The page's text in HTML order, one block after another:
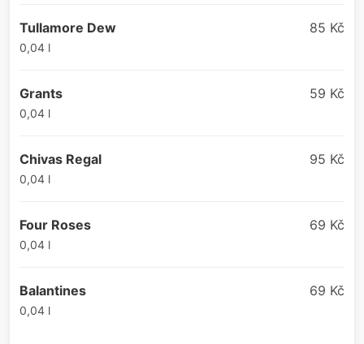
Tullamore Dew 85 Kč
0,04 l
Grants 59 Kč
0,04 l
Chivas Regal 95 Kč
0,04 l
Four Roses 69 Kč
0,04 l
Balantines 69 Kč
0,04 l